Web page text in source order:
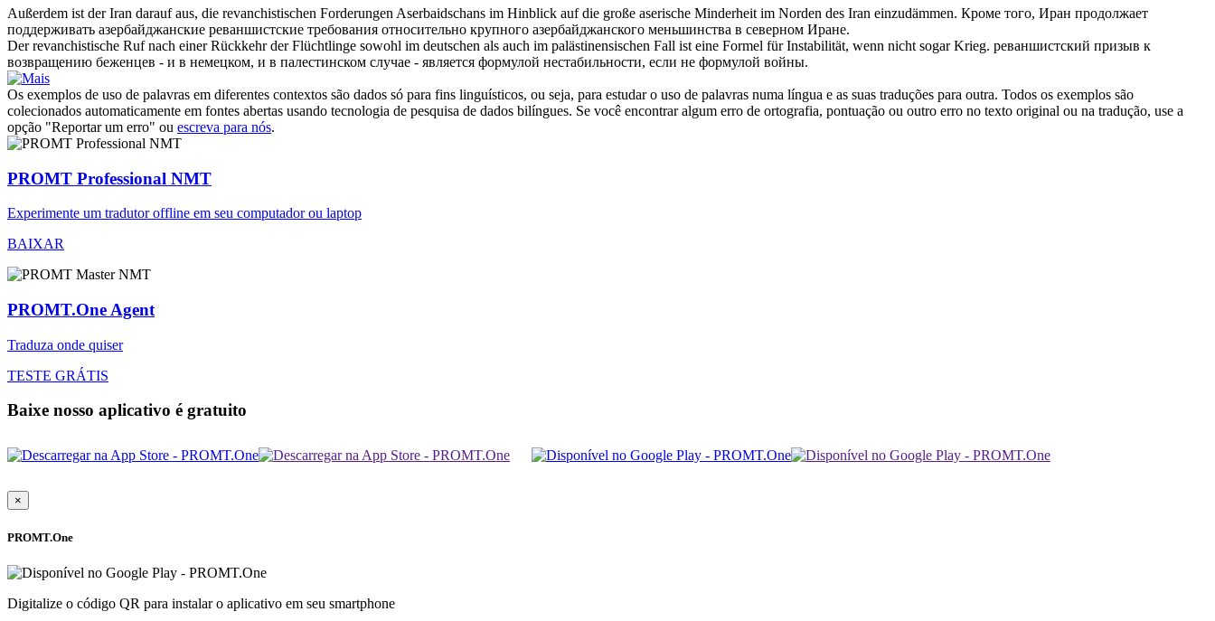
Außerdem ist der Iran darauf aus, die revanchistischen Forderungen Aserbaidschans im Hinblick auf die große aserische Minderheit im Norden des Iran einzudämmen. Кроме того, Иран продолжает
поддерживать азербайджанские реваншистские требования относительно крупного азербайджанского меньшинства в северном Иране.
Derrevanchistische Ruf nach einer Rückkehr der Flüchtlinge sowohl im deutschen als auch im palästinensischen Fall ist eine Formel für Instabilität, wenn nicht sogar Krieg. реваншистский призыв к
возвращению беженцев - и в немецком, и в палестинском случае - является формулой нестабильности, если не формулой войны.
Os exemplos de uso de palavras em diferentes contextos são dados só para fins linguísticos, ou seja, para estudar o uso de palavras numa língua e as suas traduções para outra. Todos os exemplos são
colecionados automaticamente em fontes abertas usando tecnologia de pesquisa de dados bilíngues. Se você encontrar algum erro de ortografia, pontuação ou outro erro no texto original ou na tradução, use a
opção "Reportar um erro" ou escreva para nós.
PROMT Professional NMT
Experimente um tradutor offline em seu computador ou laptop
BAIXAR
PROMT.One Agent
Traduza onde quiser
TESTE GRÁTIS
Baixe nosso aplicativo é gratuito
×
PROMT.One
Digitalize o código QR para instalar o aplicativo em seu smartphone